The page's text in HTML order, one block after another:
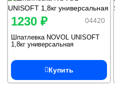
04420
1230 ₽
Шпатлевка NOVOL UNISOFT
1,8кг универсальная
Купить